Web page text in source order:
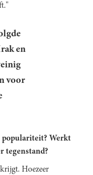
en
voor
populariteit? Werkt
tegenstand?
Hoezeer